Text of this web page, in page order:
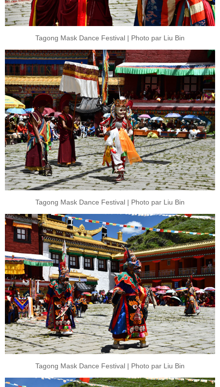
Tagong Mask Dance Festival | Photo par Liu Bin
Tagong Mask Dance Festival | Photo par Liu Bin
Tagong Mask Dance Festival | Photo par Liu Bin